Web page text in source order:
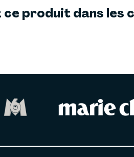
produit dans les